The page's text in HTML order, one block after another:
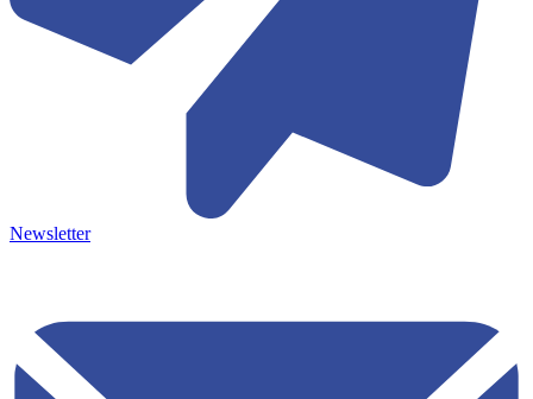
Newsletter